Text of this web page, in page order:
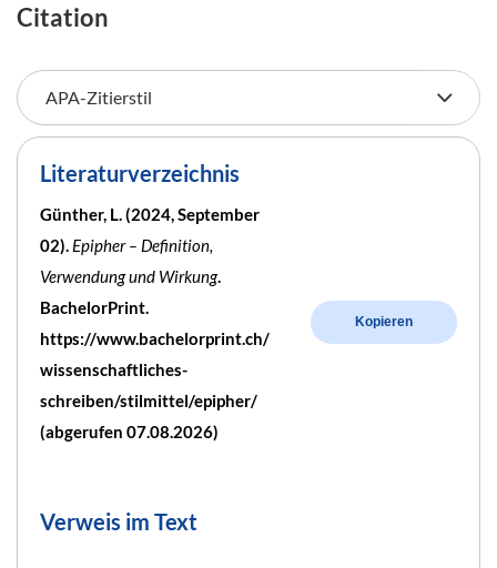
Citation
Literaturverzeichnis
Günther, L. (2024, September
02). Epipher – Definition,
Verwendung und Wirkung.
BachelorPrint.
https://www.bachelorprint.ch/
wissenschaftliches-
schreiben/stilmittel/epipher/
(abgerufen 07.08.2026)
Kopieren
Verweis im Text